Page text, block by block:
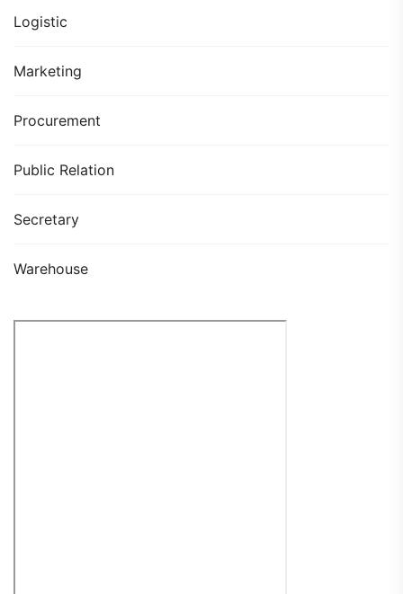
Logistic
Marketing
Procurement
Public Relation
Secretary
Warehouse